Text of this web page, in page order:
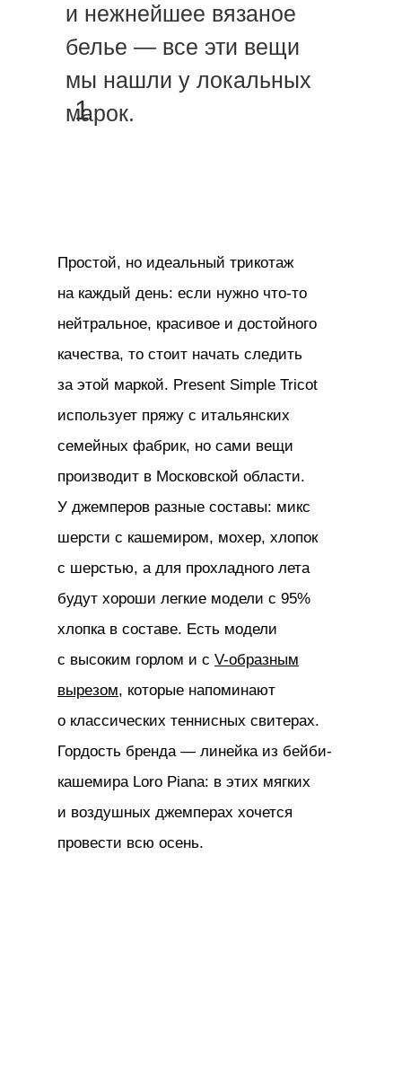
и нежнейшее вязаное
белье — все эти вещи
мы нашли у локальных
марок.
1
Простой, но идеальный трикотаж
на каждый день: если нужно что-то
нейтральное, красивое и достойного
качества, то стоит начать следить
за этой маркой. Present Simple Tricot
использует пряжу с итальянских
семейных фабрик, но сами вещи
производит в Московской области.
У джемперов разные составы: микс
шерсти с кашемиром, мохер, хлопок
с шерстью, а для прохладного лета
будут хороши легкие модели с 95%
хлопка в составе. Есть модели
с высоким горлом и с V-образным
вырезом, которые напоминают
о классических теннисных свитерах.
Гордость бренда — линейка из бейби-
кашемира Loro Piana: в этих мягких
и воздушных джемперах хочется
провести всю осень.